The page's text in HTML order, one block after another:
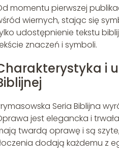
momentu pierwszej
wiernych, stając się
udostępnienie tekstu
znaczeń i symboli.
i
Seria Biblijna
jest elegancka i
twardą oprawę i są
dodają każdemu z